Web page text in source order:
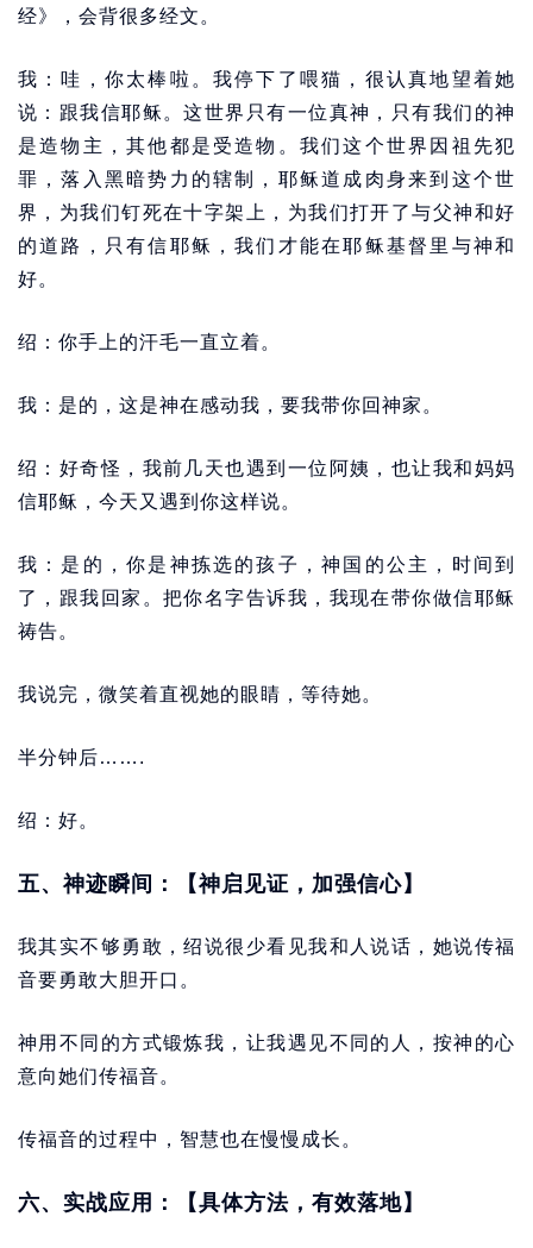
经》，会背很多经文。
我：哇，你太棒啦。我停下了喂猫，很认真地望着她
说：跟我信耶稣。这世界只有一位真神，只有我们的神
是造物主，其他都是受造物。我们这个世界因祖先犯
罪，落入黑暗势力的辖制，耶稣道成肉身来到这个世
界，为我们钉死在十字架上，为我们打开了与父神和好
的道路，只有信耶稣，我们才能在耶稣基督里与神和
好。
绍：你手上的汗毛一直立着。
我：是的，这是神在感动我，要我带你回神家。
绍：好奇怪，我前几天也遇到一位阿姨，也让我和妈妈
信耶稣，今天又遇到你这样说。
我：是的，你是神拣选的孩子，神国的公主，时间到
了，跟我回家。把你名字告诉我，我现在带你做信耶稣
祷告。
我说完，微笑着直视她的眼睛，等待她。
半分钟后…….
绍：好。
五、神迹瞬间：【神启见证，加强信心】
我其实不够勇敢，绍说很少看见我和人说话，她说传福
音要勇敢大胆开口。
神用不同的方式锻炼我，让我遇见不同的人，按神的心
意向她们传福音。
传福音的过程中，智慧也在慢慢成长。
六、实战应用：【具体方法，有效落地】